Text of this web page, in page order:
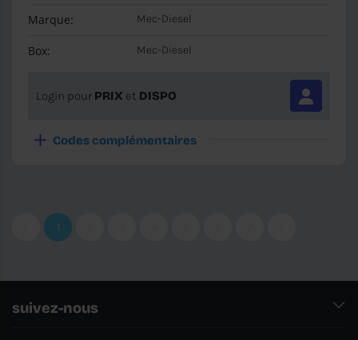
Marque: Mec-Diesel
Box: Mec-Diesel
Login pour PRIX et DISPO
Codes complémentaires
1
suivez-nous